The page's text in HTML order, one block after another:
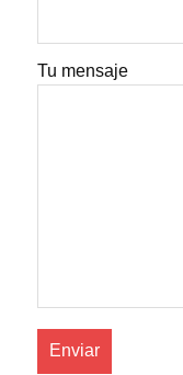
Tu mensaje